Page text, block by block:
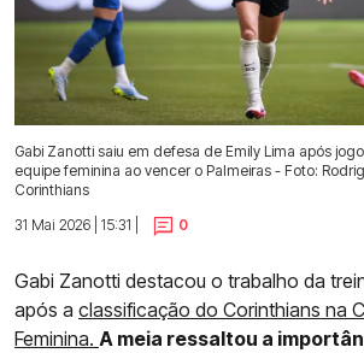
Gabi Zanotti saiu em defesa de Emily Lima após
equipe feminina ao vencer o Palmeiras - Foto:
Corinthians
31 Mai 2026 | 15:31 |
0
Gabi Zanotti destacou o trabalho da
após a classificação do Corinthians na
Feminina. A meia ressaltou a